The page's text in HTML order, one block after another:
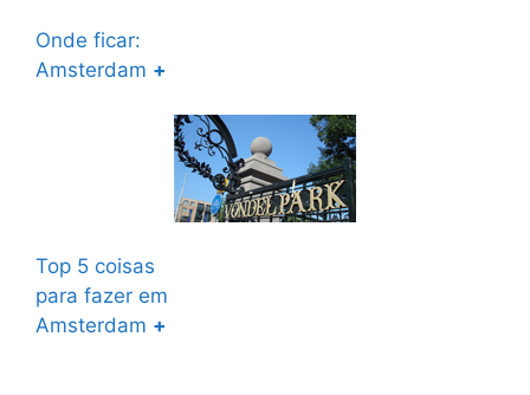
Onde ficar:
Amsterdam +
Top 5 coisas
para fazer em
Amsterdam +